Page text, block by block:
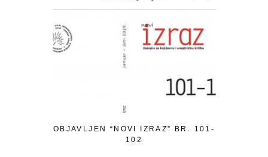
OBJAVLJEN “NOVI IZRAZ” BR. 101-
102